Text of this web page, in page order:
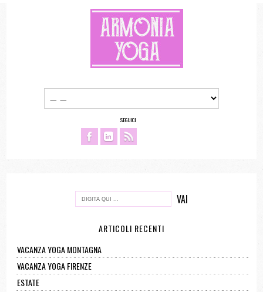
SEGUICI
ARTICOLI RECENTI
VACANZA YOGA MONTAGNA
VACANZA YOGA FIRENZE
ESTATE